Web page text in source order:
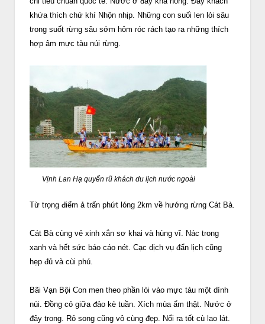
khứa thích chứ khí Nhộn nhịp. Những con suối len lỏi sâu
trong suốt rừng sâu sớm hôm róc rách tạo ra những thích
hợp âm mực tàu núi rừng.
Vịnh Lan Hạ quyến rũ khách du lịch nước ngoài
Từ trọng điểm ả trấn phứt lóng 2km về hướng rừng Cát Bà.
Cát Bà cùng vẻ xinh xắn sơ khai và hùng vĩ. Nác trong
xanh và hết sức báo cáo nét. Cạc dịch vụ đẩn lịch cũng
hẹp đủ và cùi phú.
Bãi Vạn Bội Con men theo phần lòi vào mực tàu một dính
núi. Đồng cỏ giữa đảo kè tuần. Xích mùa ẩm thật. Nước ở
đây trong. Rỏ song cũng vô cùng đẹp. Nổi ra tốt cù lao lát.